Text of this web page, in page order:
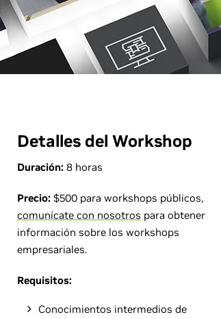
Detalles del Workshop
Duración: 8 horas
Precio: $500 para workshops públicos,
comunícate con nosotros para obtener
información sobre los workshops
empresariales.
Requisitos:
Conocimientos intermedios de